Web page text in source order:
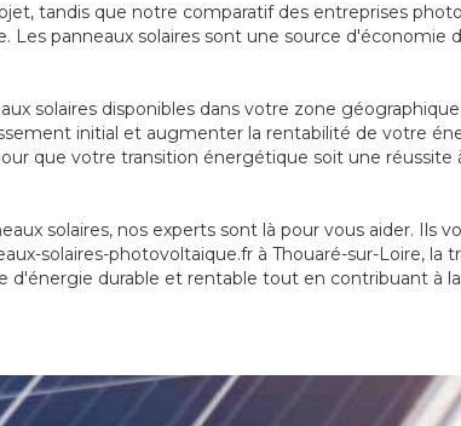
tandis que notre comparatif des entreprises
Les panneaux solaires sont une source d'économie
solaires disponibles dans votre zone
initial et augmenter la rentabilité de votre
que votre transition énergétique soit une réussite
solaires, nos experts sont là pour vous aider. Ils
solaires-photovoltaique.fr à Thouaré-sur-Loire, la
durable et rentable tout en contribuant à